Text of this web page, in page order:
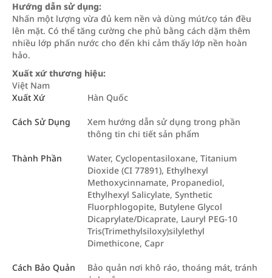
Hướng dẫn sử dụng:
Nhấn một lượng vừa đủ kem nền và dùng mút/cọ tán đều
lên mặt. Có thể tăng cường che phủ bằng cách dặm thêm
nhiều lớp phấn nước cho đến khi cảm thấy lớp nền hoàn
hảo.
Xuất xứ thương hiệu:
Việt Nam
Xuất Xứ
Hàn Quốc
Cách Sử Dụng
Xem hướng dẫn sử dụng trong phần
thông tin chi tiết sản phẩm
Thành Phần
Water, Cyclopentasiloxane, Titanium
Dioxide (CI 77891), Ethylhexyl
Methoxycinnamate, Propanediol,
Ethylhexyl Salicylate, Synthetic
Fluorphlogopite, Butylene Glycol
Dicaprylate/Dicaprate, Lauryl PEG-10
Tris(Trimethylsiloxy)silylethyl
Dimethicone, Capr
Cách Bảo Quản
Bảo quản nơi khô ráo, thoáng mát, tránh